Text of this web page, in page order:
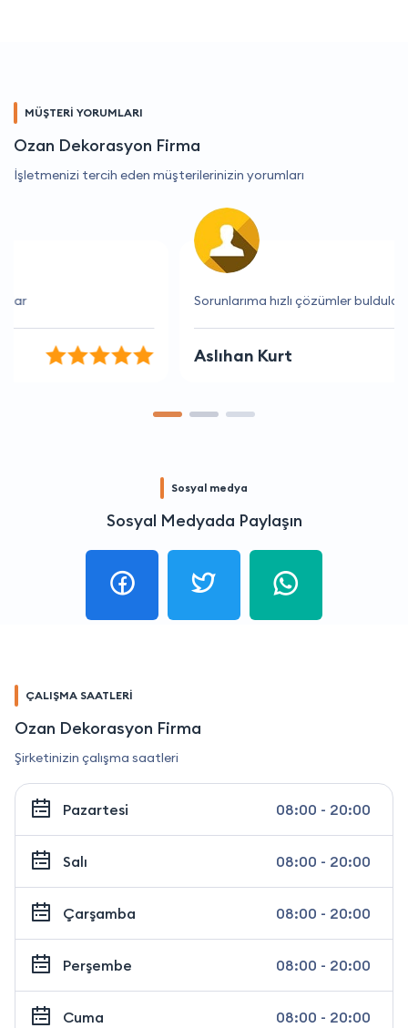
MÜŞTERİ YORUMLARI
Ozan Dekorasyon Firma
İşletmenizi tercih eden müşterilerinizin yorumları
Sorunlarıma hızlı çözümler buldular
Aslıhan Kurt
Sosyal medya
Sosyal Medyada Paylaşın
ÇALIŞMA SAATLERİ
Ozan Dekorasyon Firma
Şirketinizin çalışma saatleri
Pazartesi 08:00 - 20:00
Salı 08:00 - 20:00
Çarşamba 08:00 - 20:00
Perşembe 08:00 - 20:00
Cuma 08:00 - 20:00